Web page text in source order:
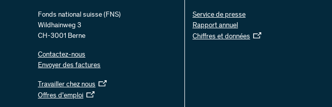
Fonds national suisse (FNS)
Wildhainweg 3
CH-3001 Berne
Contactez-nous
Envoyer des factures
Travailler chez nous
Offres d’emploi
Service de presse
Rapport annuel
Chiffres et données